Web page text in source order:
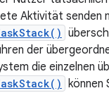
Aktivität senden
der
die einzelnen
können